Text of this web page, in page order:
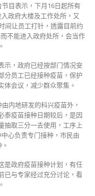
目表示，下月16日起所有
政府大楼及工作处所，又
间让员工打针，透露目前约
不能进入政府处所，会当作
示，政府已经按部门情况安
分员工已经接种疫苗，保护
体会议，减少群众聚集。
内地研发的科兴疫苗外，
泰疫苗接种日期较后，是因
抽取三分一去使用，工序上
心负责专门接种，市民由
是政府疫苗接种计划，有任
已与专家经过充分讨论，看